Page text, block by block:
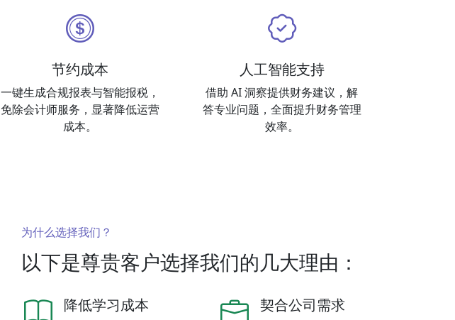
节约成本
一键生成合规报表与智能报税，
免除会计师服务，显著降低运营
成本。
人工智能支持
借助 AI 洞察提供财务建议，解
答专业问题，全面提升财务管理
效率。
为什么选择我们？
以下是尊贵客户选择我们的几大理由：
降低学习成本 契合公司需求